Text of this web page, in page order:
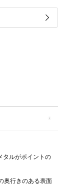
タルがポイントの
奥行きのある表面